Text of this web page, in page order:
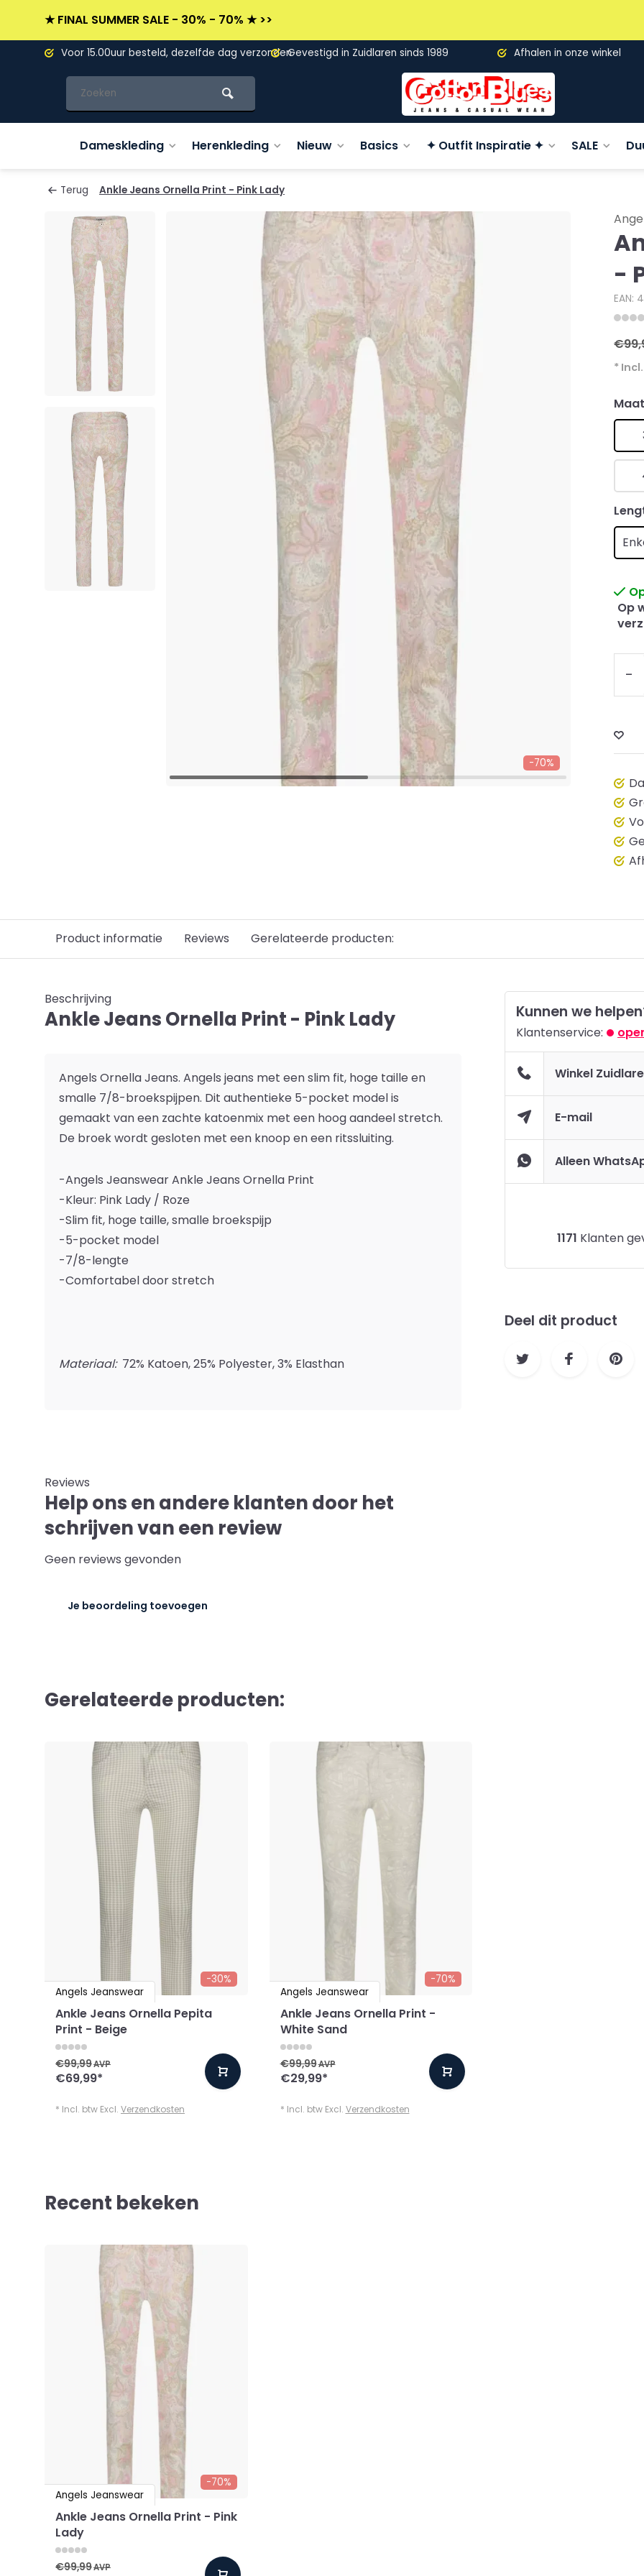
★ FINAL SUMMER SALE - 30% - 70% ★ >>
Voor 15.00uur besteld, dezelfde dag verzondenGevestigd in Zuidlaren sinds 1989 Afhalen in onze winkel
Dameskleding Herenkleding Nieuw Basics ✦ Outfit Inspiratie ✦ SALE
Terug Ankle Jeans Ornella Print - Pink Lady
-70%
-
EAN:
*
Maat
Op
-
Product informatie Reviews Gerelateerde producten:
Beschrijving
Ankle Jeans Ornella Print - Pink Lady
Angels Ornella Jeans. Angels jeans met een slim fit, hoge taille en
smalle 7/8-broekspijpen. Dit authentieke 5-pocket model is
gemaakt van een zachte katoenmix met een hoog aandeel stretch.
De broek wordt gesloten met een knoop en een ritssluiting.
-Angels Jeanswear Ankle Jeans Ornella Print
-Kleur: Pink Lady / Roze
-Slim fit, hoge taille, smalle broekspijp
-5-pocket model
-7/8-lengte
-Comfortabel door stretch
Materiaal: 72% Katoen, 25% Polyester, 3% Elasthan
Kunnen we
Klantenservice:
Winkel
E-mail
Alleen
1171 Klanten
Deel dit product
Reviews
Help ons en andere klanten door het
schrijven van een review
Geen reviews gevonden
Je beoordeling toevoegen
Gerelateerde producten:
-30%
Angels Jeanswear
Ankle Jeans Ornella Pepita
Print - Beige
€99,99AVP
€69,99*
* Incl. btw Excl. Verzendkosten
-70%
Angels Jeanswear
Ankle Jeans Ornella Print -
White Sand
€99,99AVP
€29,99*
* Incl. btw Excl. Verzendkosten
Recent bekeken
-70%
Angels Jeanswear
Ankle Jeans Ornella Print - Pink
Lady
€99,99AVP